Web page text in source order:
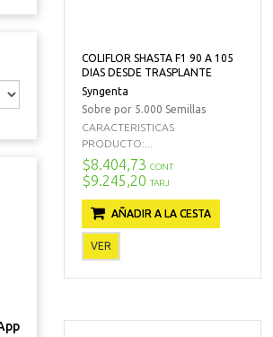
COLIFLOR SHASTA F1 90 A 105
DIAS DESDE TRASPLANTE
Syngenta
Sobre por 5.000 Semillas
CARACTERISTICAS
PRODUCTO:...
$8.404,73 CONT
$9.245,20 TARJ
AÑADIR A LA CESTA
VER